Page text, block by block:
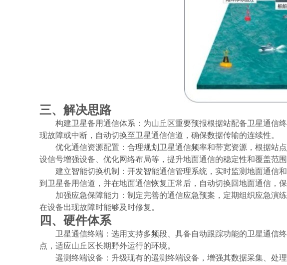
三、解决思路
构建卫星备用通信体系：为山丘区重要预报根据站配备卫星通信
现故障或中断，自动切换至卫星通信信道，确保数据传输的连续性。
优化通信资源配置：合理规划卫星通信频率和带宽资源，根据站
设信号增强设备、优化网络布局等，提升地面通信的稳定性和覆盖范围
建立智能切换机制：开发智能通信管理系统，实时监测地面通信
到卫星备用信道，并在地面通信恢复正常后，自动切换回地面通信，
加强应急保障能力：制定完善的通信应急预案，定期组织应急演
在设备出现故障时能够及时修复。
四、硬件体系
卫星通信终端：选用支持多频段、具备自动跟踪功能的卫星通信
点，适应山丘区长期野外运行的环境。
遥测终端设备：升级现有的遥测终端设备，增强其数据采集、处